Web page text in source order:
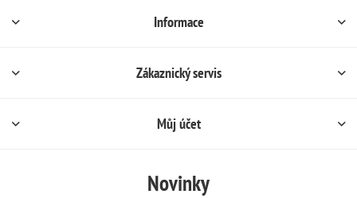
Informace
Zákaznický servis
Můj účet
Novinky